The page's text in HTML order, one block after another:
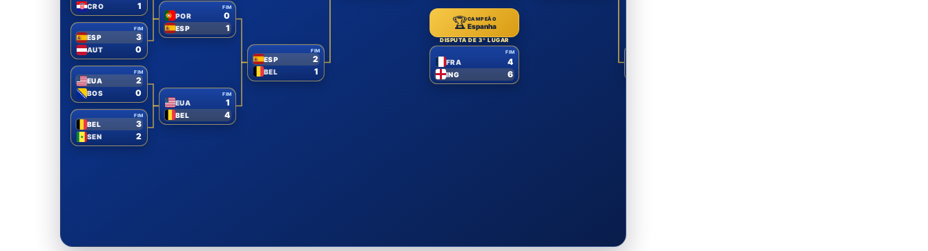
CRO 1
FIM
ESP 3
AUT 0
FIM
EUA 2
BOS 0
FIM
BEL 3
SEN 2
FIM
POR 0
ESP 1
FIM
EUA 1
BEL 4
FIM
ESP 2
BEL 1
🏆CAMPEÃO
Espanha
DISPUTA DE 3º LUGAR
FIM
FRA 4
ING 6